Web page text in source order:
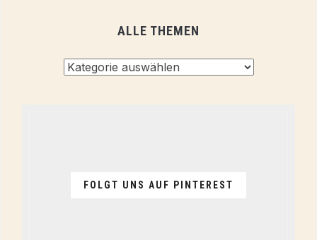
ALLE THEMEN
FOLGT UNS AUF PINTEREST